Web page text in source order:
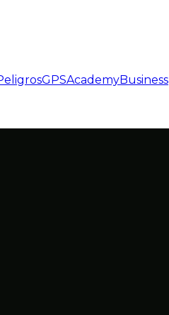
GPSAcademyBusiness